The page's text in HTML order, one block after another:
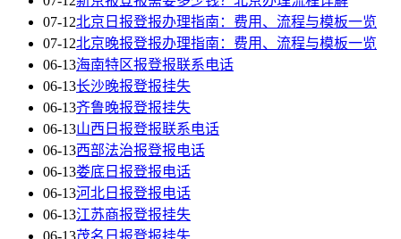
07-12北京日报登报办理指南：费用、流程与模板一览
07-12北京晚报登报办理指南：费用、流程与模板一览
06-13海南特区报登报联系电话
06-13长沙晚报登报挂失
06-13齐鲁晚报登报挂失
06-13山西日报登报联系电话
06-13西部法治报登报电话
06-13娄底日报登报电话
06-13河北日报登报电话
06-13江苏商报登报挂失
06-13茂名日报登报挂失